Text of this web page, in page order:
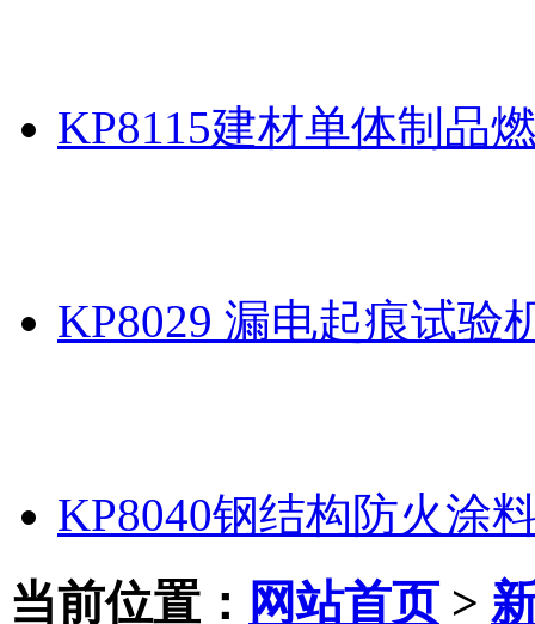
KP8115建材单体制品
KP8029 漏电起痕试验
KP8040钢结构防火涂
当前位置： 网站首页>